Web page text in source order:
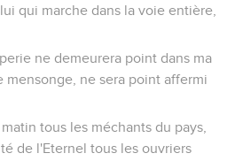
qui marche dans la voie entière,
ne demeurera point dans ma
mensonge, ne sera point affermi
tous les méchants du pays,
de l'Eternel tous les ouvriers